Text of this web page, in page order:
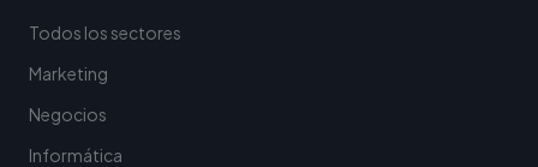
Todos los sectores
Marketing
Negocios
Informática